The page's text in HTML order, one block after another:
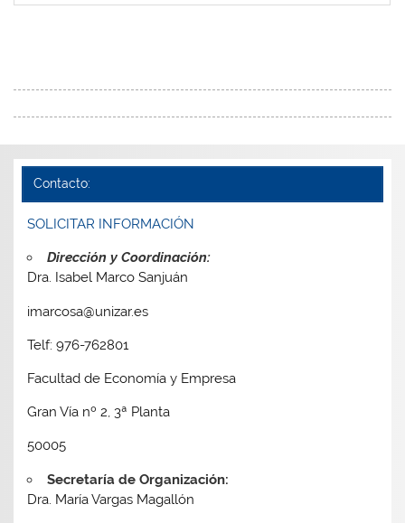
Contacto:
SOLICITAR INFORMACIÓN
Dirección y Coordinación:
Dra. Isabel Marco Sanjuán
imarcosa@unizar.es
Telf: 976-762801
Facultad de Economía y Empresa
Gran Vía nº 2, 3ª Planta
50005
Secretaría de Organización:
Dra. María Vargas Magallón